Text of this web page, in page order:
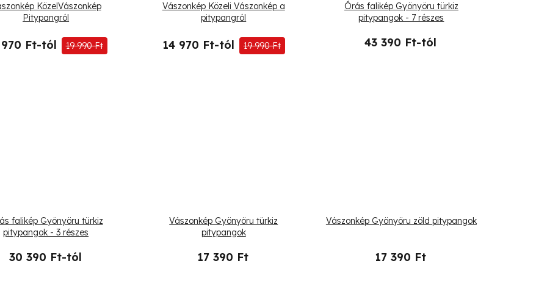
KözelVászonkép
Pitypangról
970 Ft-tól 19 990 Ft
Vászonkép Közeli Vászonkép a
pitypangról
14 970 Ft-tól 19 990 Ft
Órás falikép Gyönyöru türkiz
pitypangok - 7 részes
43 390 Ft-tól
falikép Gyönyöru türkiz
pitypangok - 3 részes
30 390 Ft-tól
Vászonkép Gyönyöru türkiz
pitypangok
17 390 Ft
Vászonkép Gyönyöru zöld pitypangok
17 390 Ft